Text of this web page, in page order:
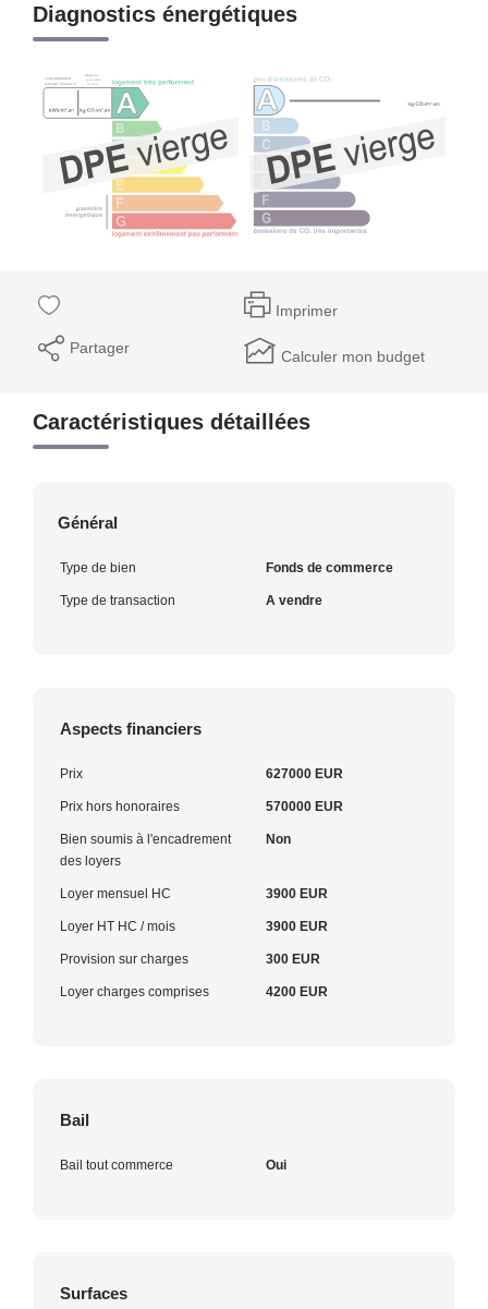
Diagnostics énergétiques
Imprimer
Partager Calculer mon budget
Caractéristiques détaillées
Général
Type de bien Fonds de commerce
Type de transaction A vendre
Aspects financiers
Prix 627000 EUR
Prix hors honoraires 570000 EUR
Bien soumis à l'encadrement
des loyers
Non
Loyer mensuel HC 3900 EUR
Loyer HT HC / mois 3900 EUR
Provision sur charges 300 EUR
Loyer charges comprises 4200 EUR
Bail
Bail tout commerce Oui
Surfaces